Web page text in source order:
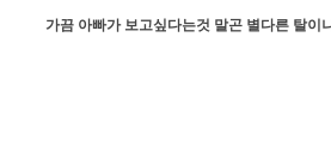
가끔 아빠가 보고싶다는것 말곤 별다른 탈이